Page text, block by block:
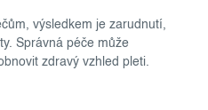
výsledkem je zarudnutí,
Správná péče může
zdravý vzhled pleti.